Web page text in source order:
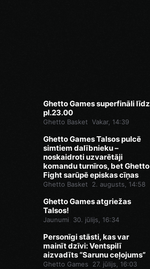
Ghetto Games superfināli līdz
pl.23.00
Ghetto Basket Vakar, 14:39
Ghetto Games Talsos pulcē
simtiem dalībnieku –
noskaidroti uzvarētāji
komandu turnīros, bet Ghetto
Fight sarūpē episkas cīņas
Ghetto Basket 2. augusts, 14:58
Ghetto Games atgriežas
Talsos!
Jaunumi 30. jūlijs, 16:34
Personīgi stāsti, kas var
mainīt dzīvi: Ventspilī
aizvadīts “Sarunu ceļojums”
Ghetto Games 27. jūlijs, 16:03